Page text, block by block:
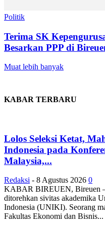
Politik
Terima SK
Besarkan PPP di
Muat lebih banyak
KABAR TERBARU
Lolos Seleksi Ketat,
Indonesia pada
Malaysia,...
Redaksi - 8 Agustus 2026 0
KABAR BIREUEN, Bireuen –
ditorehkan sivitas akademika
Indonesia (UNIKI). Seorang
Fakultas Ekonomi dan Bisnis...